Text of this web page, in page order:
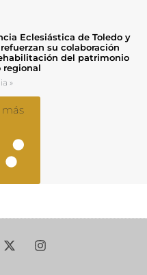
Eclesiástica de Toledo y
su colaboración
del patrimonio
regional
»
más